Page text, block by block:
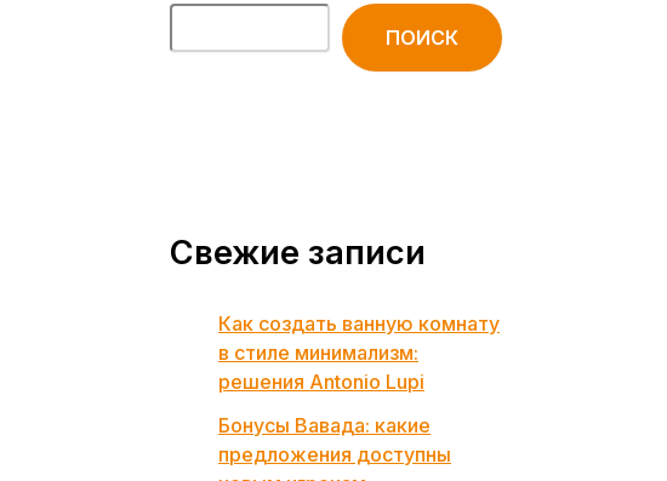
ПОИСК
Свежие записи
Как создать ванную комнату
в стиле минимализм:
решения Antonio Lupi
Бонусы Вавада: какие
предложения доступны